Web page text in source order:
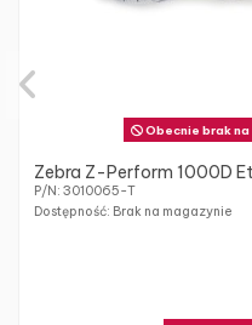
Obecnie brak
Zebra Z-Perform 1000D
P/N: 3010065-T
Dostępność: Brak na magazynie